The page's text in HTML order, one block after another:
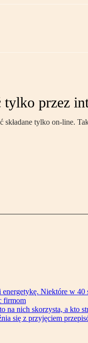
tylko przez
składane tylko on-line.
Niektóre w 40
firmom
na nich skorzysta, a kto
się z przyjęciem